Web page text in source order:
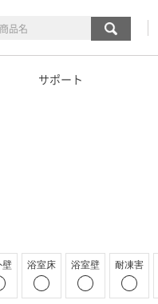
マイページ
カート
サポート
壁 浴室床 浴室壁 耐凍害